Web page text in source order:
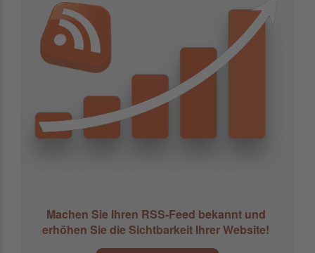
Machen Sie Ihren RSS-Feed bekannt und
erhöhen Sie die Sichtbarkeit Ihrer Website!